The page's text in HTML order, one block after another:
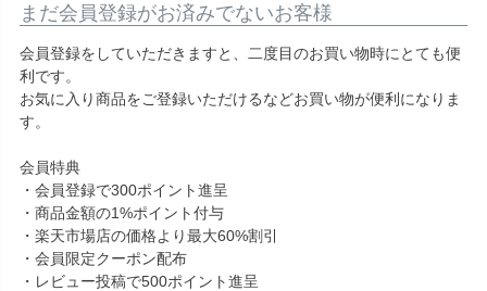
まだ会員登録がお済みでないお客様
会員登録をしていただきますと、二度目のお買い物時にとても便
利です。
お気に入り商品をご登録いただけるなどお買い物が便利になりま
す。
会員特典
・会員登録で300ポイント進呈
・商品金額の1%ポイント付与
・楽天市場店の価格より最大60%割引
・会員限定クーポン配布
・レビュー投稿で500ポイント進呈